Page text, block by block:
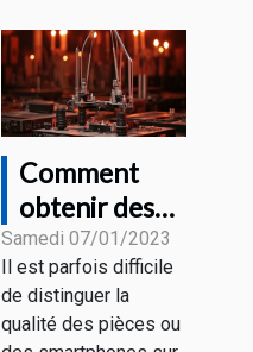
Comment
obtenir des
pièces ou des
smartphones
de qualité ?
Samedi 07/01/2023
Il est parfois difficile
de distinguer la
qualité des pièces ou